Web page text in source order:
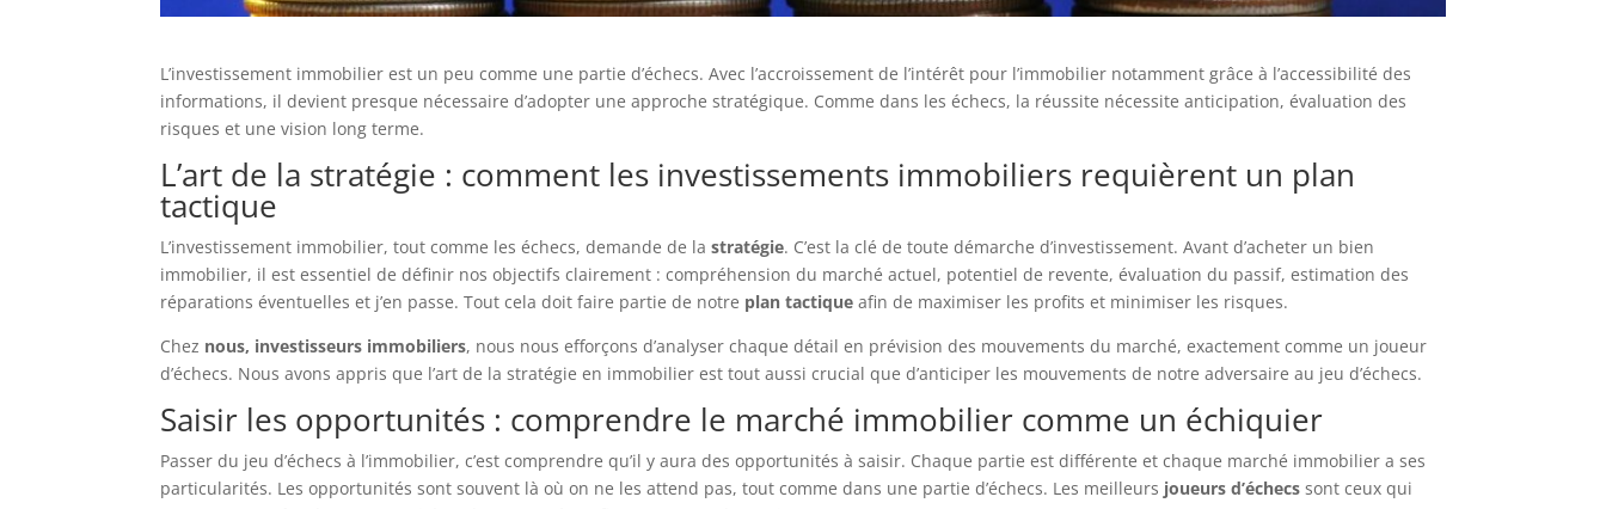
L’investissement immobilier est un peu comme une partie d’échecs. Avec l’accroissement de l’intérêt pour l’immobilier notamment grâce à l’accessibilité des
informations, il devient presque nécessaire d’adopter une approche stratégique. Comme dans les échecs, la réussite nécessite anticipation, évaluation des
risques et une vision long terme.
L’art de la stratégie : comment les investissements immobiliers requièrent un plan
tactique
L’investissement immobilier, tout comme les échecs, demande de lastratégie. C’est la clé de toute démarche d’investissement. Avant d’acheter un bien
immobilier, il est essentiel de définir nos objectifs clairement : compréhension du marché actuel, potentiel de revente, évaluation du passif, estimation des
réparations éventuelles et j’en passe. Tout cela doit faire partie de notre plan tactique afin de maximiser les profits et minimiser les risques.
Chez nous, investisseurs immobiliers, nous nous efforçons d’analyser chaque détail en prévision des mouvements du marché, exactement comme un joueur
d’échecs. Nous avons appris que l’art de la stratégie en immobilier est tout aussi crucial que d’anticiper les mouvements de notre adversaire au jeu d’échecs.
Saisir les opportunités : comprendre le marché immobilier comme un échiquier
Passer du jeu d’échecs à l’immobilier, c’est comprendre qu’il y aura des opportunités à saisir. Chaque partie est différente et chaque marché immobilier a ses
particularités. Les opportunités sont souvent là où on ne les attend pas, tout comme dans une partie d’échecs. Les meilleurs joueurs d’échecs sont ceux qui